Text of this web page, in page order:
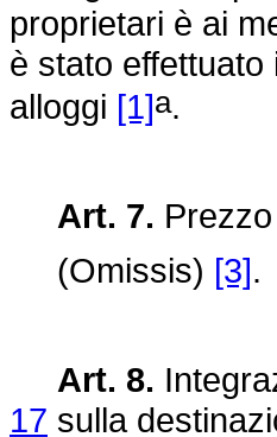
proprietari è ai
è stato
alloggi [1]a.
Art. 7.
(Omissis) [3].
Art. 8.
17 sulla